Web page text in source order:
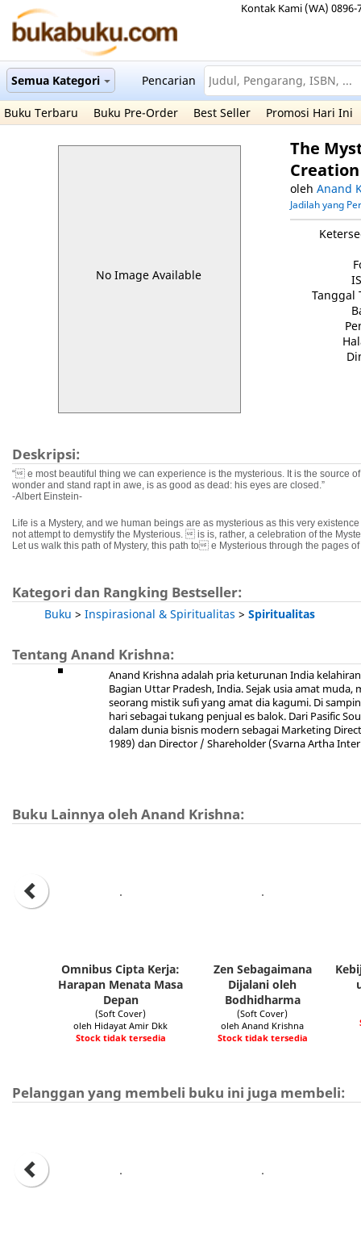
Kontak Kami (WA) 0896-
Semua Kategori Pencarian
Buku Terbaru Buku Pre-Order Best Seller Promosi Hari Ini
No Image Available
The
oleh Anand
Jadilah yang
Tanggal
Deskripsi:
“ e most beautiful thing we can experience is the mysterious. It is the source
wonder and stand rapt in awe, is as good as dead: his eyes are closed.”
-Albert Einstein-
Life is a Mystery, and we human beings are as mysterious as this very
not attempt to demystify the Mysterious. is is, rather, a celebration of the
Let us walk this path of Mystery, this path to e Mysterious through the pages of
Kategori dan Rangking Bestseller:
Buku > Inspirasional & Spiritualitas > Spiritualitas
Tentang Anand Krishna:
Anand Krishna adalah pria keturunan India
Bagian Uttar Pradesh, India. Sejak usia amat
seorang mistik sufi yang amat dia kagumi. Di
hari sebagai tukang penjual es balok. Dari Pasific
dalam dunia bisnis modern sebagai Marketing
1989) dan Director / Shareholder (Svarna Artha
Buku Lainnya oleh Anand Krishna:
Omnibus Cipta Kerja:
Harapan Menata Masa
Depan
(Soft Cover)
oleh Hidayat Amir Dkk
Stock tidak tersedia
Zen Sebagaimana
Dijalani oleh
Bodhidharma
(Soft Cover)
oleh Anand Krishna
Stock tidak tersedia
Pelanggan yang membeli buku ini juga membeli: